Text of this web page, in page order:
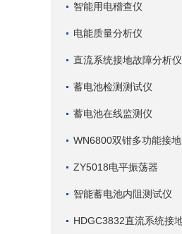
智能用电稽查仪
电能质量分析仪
直流系统接地故障分析仪
蓄电池检测测试仪
蓄电池在线监测仪
ZY5018电平振荡器
智能蓄电池内阻测试仪